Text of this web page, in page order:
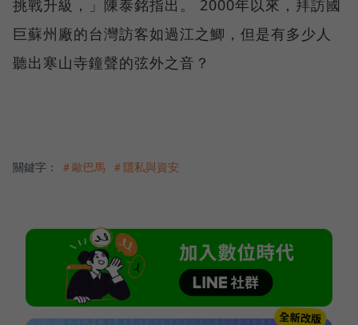
挑戰升級，」陳泰銘指出。 2000年以來，拜訪國
巨蘇州廠的台灣訪客如過江之鯽，但是有多少人
聽出寒山寺鐘聲的弦外之音？
關鍵字： ＃歐巴馬 ＃隱私與資安